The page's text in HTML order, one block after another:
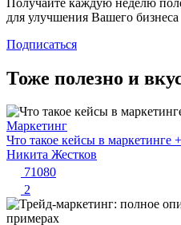
для улучшения Вашего бизнеса
Подписаться
Тоже полезно и
Маркетинг
Что такое кейсы в маркетинге
Никита Жестков
71080
2